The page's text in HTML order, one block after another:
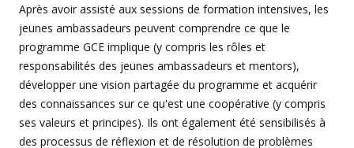
Après avoir assisté aux sessions de formation intensives, les
jeunes ambassadeurs peuvent comprendre ce que le
programme GCE implique (y compris les rôles et
responsabilités des jeunes ambassadeurs et mentors),
développer une vision partagée du programme et acquérir
des connaissances sur ce qu'est une coopérative (y compris
ses valeurs et principes). Ils ont également été sensibilisés à
des processus de réflexion et de résolution de problèmes